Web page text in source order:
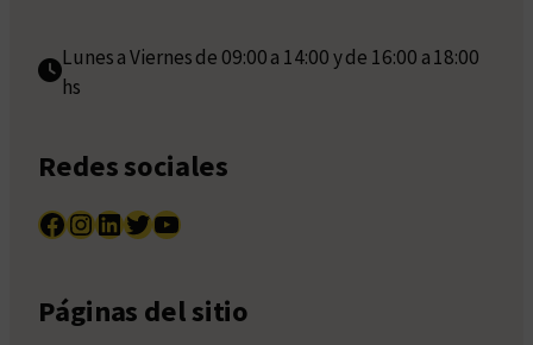
Lunes a Viernes de 09:00 a 14:00 y de 16:00 a 18:00
hs
Redes sociales
Facebook InstagramLinkedIn Twitter YouTube
Páginas del sitio